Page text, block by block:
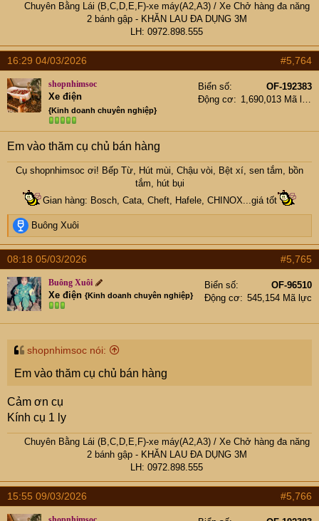
Chuyên Bằng Lái (B,C,D,E,F)-xe máy(A2,A3)/ Xe Chở hàng đa năng
2 bánh gập- KHĂN LAU ĐA DỤNG 3M
LH: 0972.898.555​
16:29 04/03/2026 #5,764
shopnhimsoc
Xe điện
{Kinh doanh chuyên nghiệp}
Biển số
OF-192383
Động cơ
1,690,013 Mã lực
Em vào thăm cụ chủ bán hàng
Cụ shopnhimsoc ơi! Bếp Từ, Hút mùi, Chậu vòi, Bệt xí, sen tắm, bồn
tắm, hút bụi
Gian hàng: Bosch, Cata, Cheft, Hafele, CHINOX...giá tốt
R
e
a
c
t
i
o
n
s
Buông Xuôi
08:18 05/03/2026 #5,765
Buông Xuôi
Xe điện {Kinh doanh chuyên nghiệp}
Biển số
OF-96510
Động cơ
545,154 Mã lực
shopnhimsoc nói:
Em vào thăm cụ chủ bán hàng
Cảm ơn cụ
Kính cụ 1 ly
Chuyên Bằng Lái (B,C,D,E,F)-xe máy(A2,A3)/ Xe Chở hàng đa năng
2 bánh gập- KHĂN LAU ĐA DỤNG 3M
LH: 0972.898.555​
15:55 09/03/2026 #5,766